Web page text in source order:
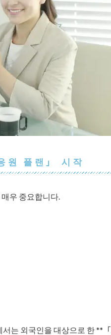
원 플랜」 시작
우 중요합니다.
는 외국인을 대상으로 한 **